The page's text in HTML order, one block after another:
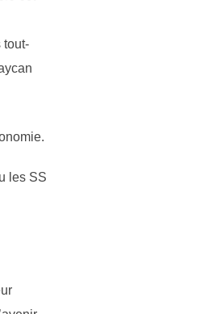
tout-
les SS